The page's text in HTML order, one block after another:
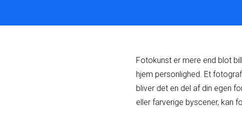
Fotokunst er mere end blot
hjem personlighed. Et
bliver det en del af din egen
eller farverige byscener, kan